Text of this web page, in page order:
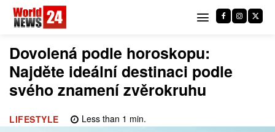
Dovolená podle horoskopu:
Najděte ideální destinaci podle
svého znamení zvěrokruhu
LIFESTYLE Less than 1 min.